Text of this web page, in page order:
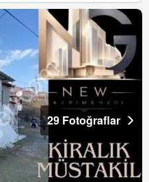
29 Fotoğraflar